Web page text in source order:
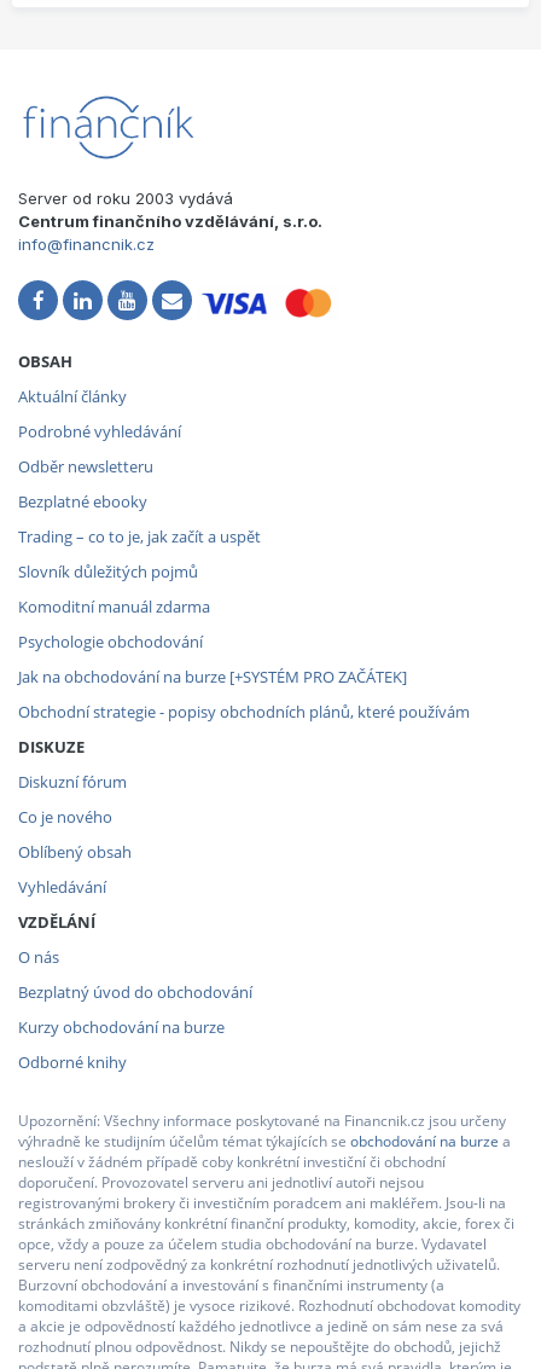
Server od roku 2003 vydává
Centrum finančního vzdělávání, s.r.o.
info@financnik.cz
OBSAH
Aktuální články
Podrobné vyhledávání
Odběr newsletteru
Bezplatné ebooky
Trading – co to je, jak začít a uspět
Slovník důležitých pojmů
Komoditní manuál zdarma
Psychologie obchodování
Jak na obchodování na burze [+SYSTÉM PRO ZAČÁTEK]
Obchodní strategie - popisy obchodních plánů, které používám
DISKUZE
Diskuzní fórum
Co je nového
Oblíbený obsah
Vyhledávání
VZDĚLÁNÍ
O nás
Bezplatný úvod do obchodování
Kurzy obchodování na burze
Odborné knihy
Upozornění: Všechny informace poskytované na Financnik.cz jsou určeny
výhradně ke studijním účelům témat týkajících se obchodování na burze a
neslouží v žádném případě coby konkrétní investiční či obchodní
doporučení. Provozovatel serveru ani jednotliví autoři nejsou
registrovanými brokery či investičním poradcem ani makléřem. Jsou-li na
stránkách zmiňovány konkrétní finanční produkty, komodity, akcie, forex či
opce, vždy a pouze za účelem studia obchodování na burze. Vydavatel
serveru není zodpovědný za konkrétní rozhodnutí jednotlivých uživatelů.
Burzovní obchodování a investování s finančními instrumenty (a
komoditami obzvláště) je vysoce rizikové. Rozhodnutí obchodovat komodity
a akcie je odpovědností každého jednotlivce a jedině on sám nese za svá
rozhodnutí plnou odpovědnost. Nikdy se nepouštějte do obchodů, jejichž